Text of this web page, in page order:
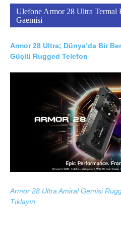
Ulefone Armor 28 Ultra Termal
Gaemisi
Armor 28 Ultra; Dünya’da Bir
Güçlü Rugged Telefon
Armor 28 Ultra Amiral Gemisi
Tıklayın